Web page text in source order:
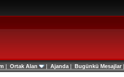
| Ortak Alan | Ajanda | Bugünkü Mesajlar|